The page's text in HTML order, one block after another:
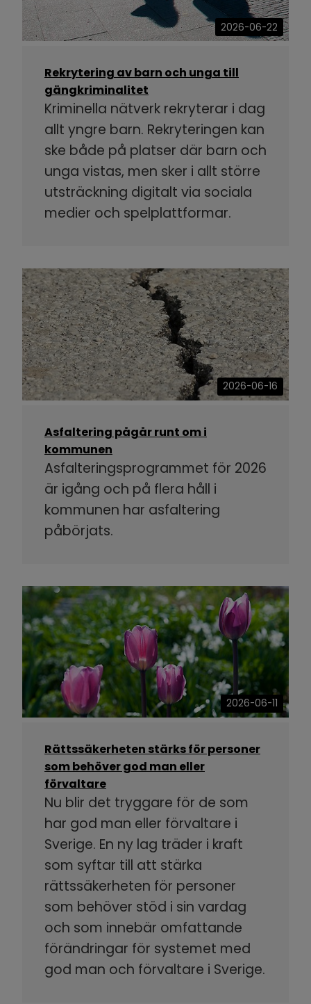
2026-06-22
Rekrytering av barn och unga till
gängkriminalitet
Kriminella nätverk rekryterar i dag
allt yngre barn. Rekryteringen kan
ske både på platser där barn och
unga vistas, men sker i allt större
utsträckning digitalt via sociala
medier och spelplattformar.
2026-06-16
Asfaltering pågår runt om i
kommunen
Asfalteringsprogrammet för 2026
är igång och på flera håll i
kommunen har asfaltering
påbörjats.
2026-06-11
Rättssäkerheten stärks för personer
som behöver god man eller
förvaltare
Nu blir det tryggare för de som
har god man eller förvaltare i
Sverige. En ny lag träder i kraft
som syftar till att stärka
rättssäkerheten för personer
som behöver stöd i sin vardag
och som innebär omfattande
förändringar för systemet med
god man och förvaltare i Sverige.